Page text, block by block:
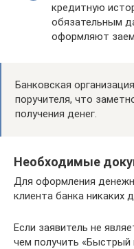
кредитную
обязательным
оформляют
Банковская
поручителя, что
получения денег.
Необходимые
Для оформления
клиента банка никаких
Если заявитель не
чем получить